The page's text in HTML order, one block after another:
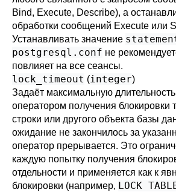
Bind, Execute, Describe), а
обработки сообщений Execute или
Устанавливать значение
postgresql.conf не
повлияет на все сеансы.
lock_timeout (integer)
Задаёт максимальную
оператором получения блокировки
строки или другого объекта базы
ожидание не закончилось за
оператор прерывается. Это
каждую попытку получения
отдельности и применяется как к
блокировки (например, LOCK